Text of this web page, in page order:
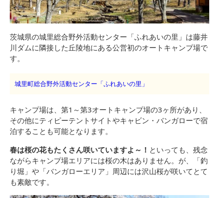
茨城県の城里総合野外活動センター「ふれあいの里」は藤井
川ダムに隣接した丘陵地にある公営初のオートキャンプ場で
す。
城里町総合野外活動センター「ふれあいの里」
キャンプ場は、第1～第3オートキャンプ場の3ヶ所があり、
その他にティピーテントサイトやキャビン・バンガローで宿
泊することも可能となります。
春は桜の花もたくさん咲いていますよ～！ といっても、残念
ながらキャンプ場エリアには桜の木はありません。が、「釣
り堀」や「バンガローエリア」周辺には沢山桜が咲いてとて
も素敵です。